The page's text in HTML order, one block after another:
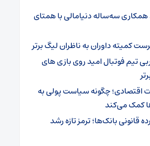
سه‌ساله دنیامالی با همتای
‌کمیته داوران به ناظران لیگ برتر
تیم‌ فوتبال امید روی بازی های
اقتصادی؛ چگونه سیاست پولی به
کمک می‌کند
قانونی بانک‌ها؛ ترمز تازه رشد